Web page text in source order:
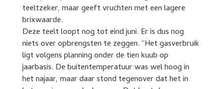
teeltzeker, maar geeft vruchten met een lagere
brixwaarde.
Deze teelt loopt nog tot eind juni. Er is dus nog
niets over opbrengsten te zeggen. “Het gasverbruik
ligt volgens planning onder de tien kuub op
jaarbasis. De buitentemperatuur was wel hoog in
het najaar, maar daar stond tegenover dat het in